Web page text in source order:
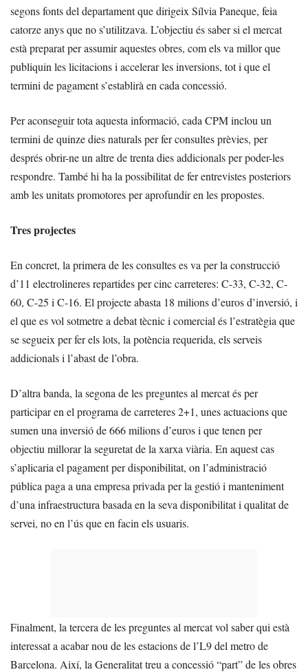
segons fonts del departament que dirigeix Sílvia Paneque, feia
catorze anys que no s’utilitzava. L’objectiu és saber si el mercat
està preparat per assumir aquestes obres, com els va millor que
publiquin les licitacions i accelerar les inversions, tot i que el
termini de pagament s’establirà en cada concessió.
Per aconseguir tota aquesta informació, cada CPM inclou un
termini de quinze dies naturals per fer consultes prèvies, per
després obrir-ne un altre de trenta dies addicionals per poder-les
respondre. També hi ha la possibilitat de fer entrevistes posteriors
amb les unitats promotores per aprofundir en les propostes.
Tres projectes
En concret, la primera de les consultes es va per la construcció
d’11 electrolineres repartides per cinc carreteres: C-33, C-32, C-
60, C-25 i C-16. El projecte abasta 18 milions d’euros d’inversió, i
el que es vol sotmetre a debat tècnic i comercial és l’estratègia que
se segueix per fer els lots, la potència requerida, els serveis
addicionals i l’abast de l’obra.
D’altra banda, la segona de les preguntes al mercat és per
participar en el programa de carreteres 2+1, unes actuacions que
sumen una inversió de 666 milions d’euros i que tenen per
objectiu millorar la seguretat de la xarxa viària. En aquest cas
s’aplicaria el pagament per disponibilitat, on l’administració
pública paga a una empresa privada per la gestió i manteniment
d’una infraestructura basada en la seva disponibilitat i qualitat de
servei, no en l’ús que en facin els usuaris.
Finalment, la tercera de les preguntes al mercat vol saber qui està
interessat a acabar nou de les estacions de l’L9 del metro de
Barcelona. Així, la Generalitat treu a concessió “part” de les obres